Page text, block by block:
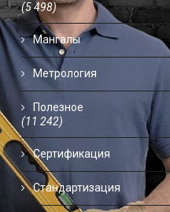
(5 498)
Мангалы
Метрология
Полезное
(11 242)
Сертификация
Стандартизация